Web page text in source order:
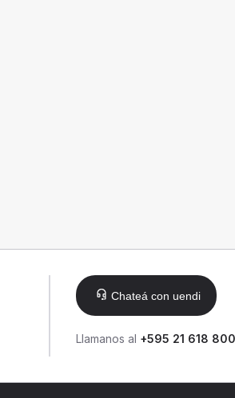
Chateá con uendi
Llamanos al +595 21 618